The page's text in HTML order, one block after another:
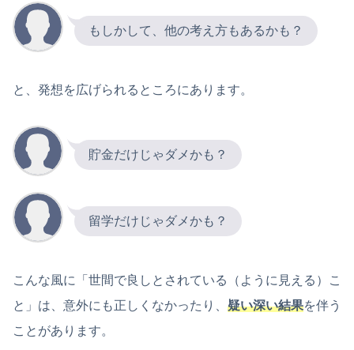
もしかして、他の考え方もあるかも？
と、発想を広げられるところにあります。
貯金だけじゃダメかも？
留学だけじゃダメかも？
こんな風に「世間で良しとされている（ように見える）こ
と」は、意外にも正しくなかったり、 疑い深い結果を伴う
ことがあります。